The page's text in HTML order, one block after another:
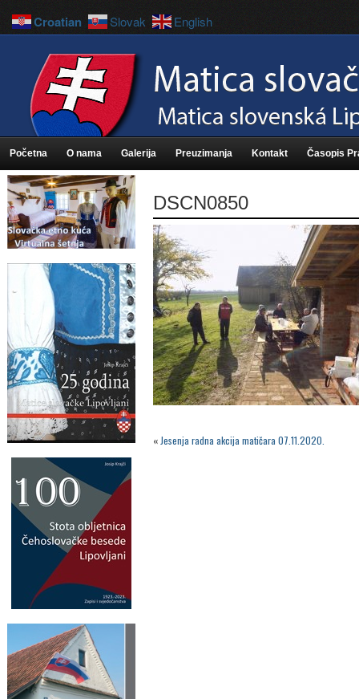
Početna O nama Galerija Preuzimanja Kontakt Časopis
DSCN0850
« Jesenja radna akcija matičara 07.11.2020.
Croatian Slovak English